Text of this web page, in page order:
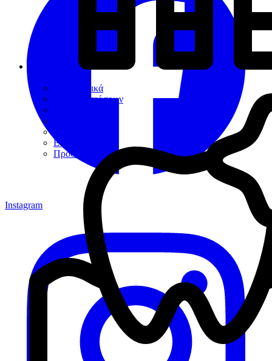
Διαγνωστικά
Αποκαταστάσεων
Εξακτικής
Προσθετικής
Instagram